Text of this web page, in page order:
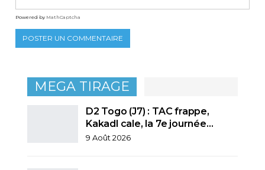
Powered by MathCaptcha
MEGA TIRAGE
D2 Togo (J7) : TAC frappe,
Kakadl cale, la 7e journée…
9 Août 2026